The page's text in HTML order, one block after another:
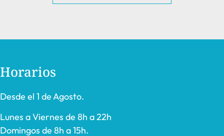
Horarios
Desde el 1 de Agosto.
Lunes a Viernes de 8h a 22h
Domingos de 8h a 15h.